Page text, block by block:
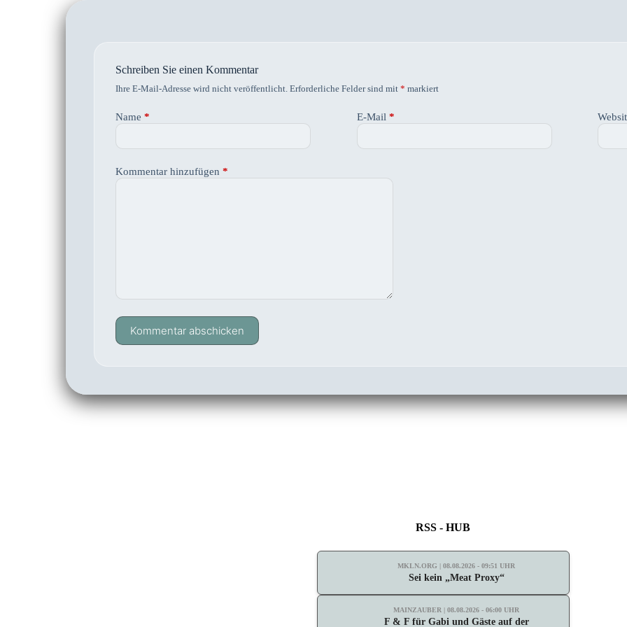
Schreiben Sie einen Kommentar
Ihre E-Mail-Adresse wird nicht veröffentlicht. Erforderliche Felder sind mit * markiert
Name * E-Mail*
Kommentar hinzufügen *
Kommentar abschicken
RSS - HUB
MKLN.ORG | 08.08.2026 - 09:51 UHR
Sei kein „Meat Proxy“
MAINZAUBER | 08.08.2026 - 06:00 UHR
F & F für Gabi und Gäste auf der